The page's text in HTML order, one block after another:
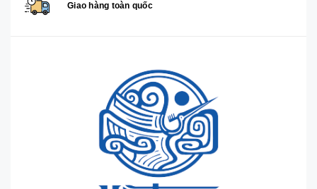
Giao hàng toàn quốc